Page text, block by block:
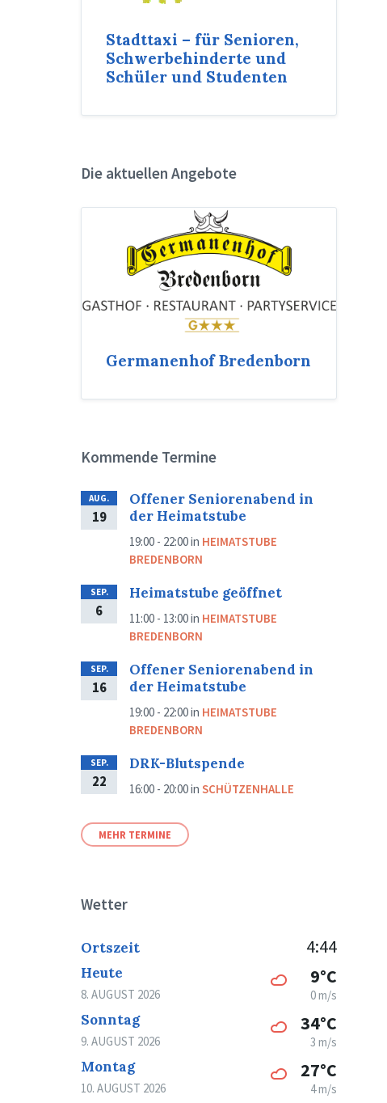
Stadttaxi – für Senioren,
Schwerbehinderte und
Schüler und Studenten
Die aktuellen Angebote
Germanenhof Bredenborn
Kommende Termine
AUG.
19
Offener Seniorenabend in
der Heimatstube
19:00 - 22:00in HEIMATSTUBE
BREDENBORN
SEP.
6
Heimatstube geöffnet
11:00 - 13:00in HEIMATSTUBE
BREDENBORN
SEP.
16
Offener Seniorenabend in
der Heimatstube
19:00 - 22:00in HEIMATSTUBE
BREDENBORN
SEP.
22
DRK-Blutspende
16:00 - 20:00inSCHÜTZENHALLE
MEHR TERMINE
Wetter
Ortszeit 4:44
Heute
8. AUGUST 2026
9°C
0 m/s
Sonntag
9. AUGUST 2026
34°C
3 m/s
Montag
10. AUGUST 2026
27°C
4 m/s